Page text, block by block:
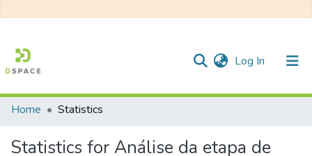
Log In (current)
All of DSpace
Home Statistics
Statistics for Análise da etapa de